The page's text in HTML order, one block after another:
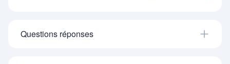
Questions réponses